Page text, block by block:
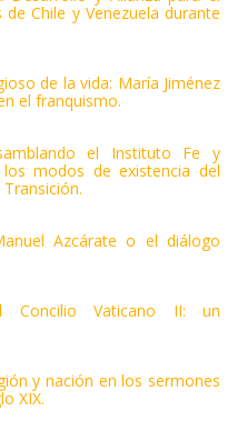
Chile y Venezuela durante
de la vida: María Jiménez
el franquismo.
el Instituto Fe y
modos de existencia del
Azcárate o el diálogo
Concilio Vaticano II: un
y nación en los sermones
XIX.